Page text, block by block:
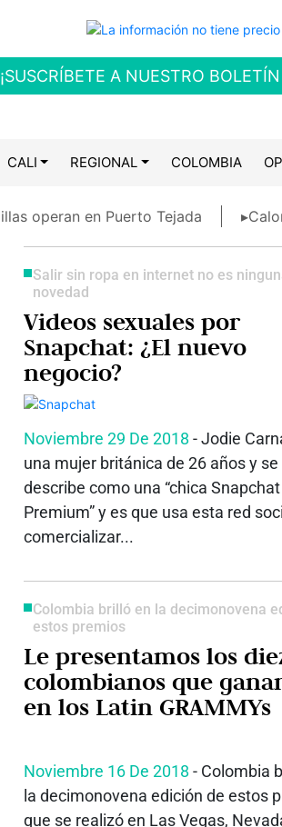
¡SUSCRÍBETE A NUESTRO
CALI REGIONAL COLOMBIA
operan en Puerto Tejada
Salir sin ropa en internet no es
novedad
Videos sexuales por
Snapchat: ¿El nuevo
negocio?
Noviembre 29 De 2018 - Jodie
una mujer británica de 26 años y se
describe como una “chica Snapchat
Premium” y es que usa esta red
comercializar...
Colombia brilló en la decimonovena
estos premios
Le presentamos los
colombianos que
en los Latin GRAMMYs
Noviembre 16 De 2018 - Colombia
la decimonovena edición de estos
que se realizó en Las Vegas,